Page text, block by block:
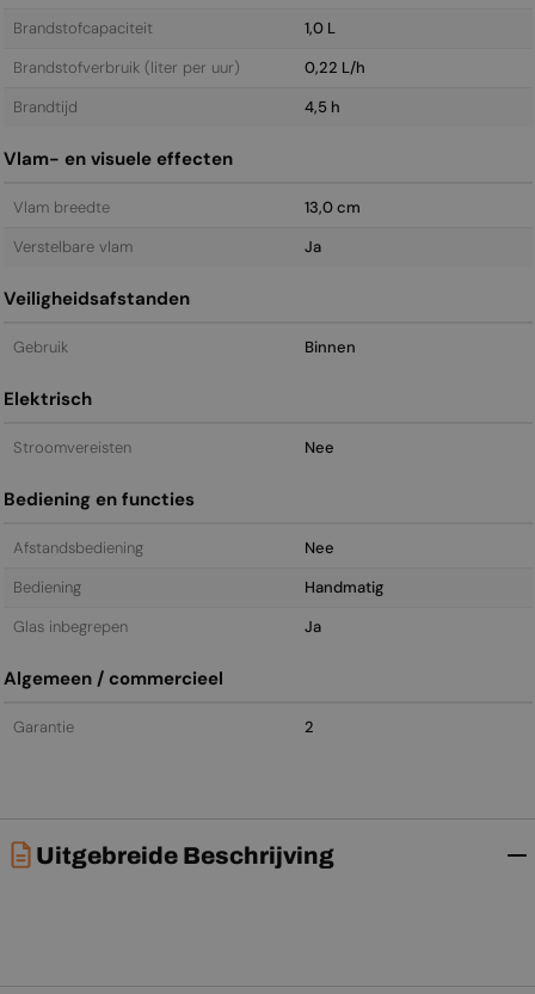
Brandstofcapaciteit
1,0 L
Brandstofverbruik (liter per uur)
0,22 L/h
Brandtijd
4,5 h
Vlam- en visuele effecten
Vlam breedte
13,0 cm
Verstelbare vlam
Ja
Veiligheidsafstanden
Gebruik Binnen
Elektrisch
Stroomvereisten Nee
Bediening en functies
Afstandsbediening
Nee
Bediening
Handmatig
Glas inbegrepen
Ja
Algemeen / commercieel
Garantie 2
Uitgebreide Beschrijving